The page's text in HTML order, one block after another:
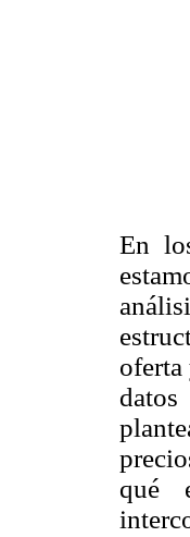
En
oferta
qué